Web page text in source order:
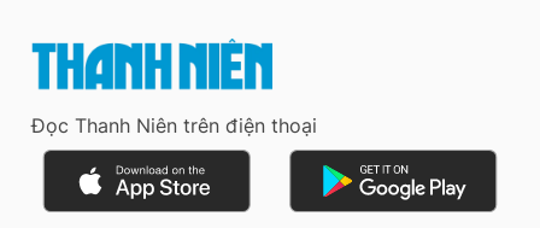
Đọc Thanh Niên trên điện thoại